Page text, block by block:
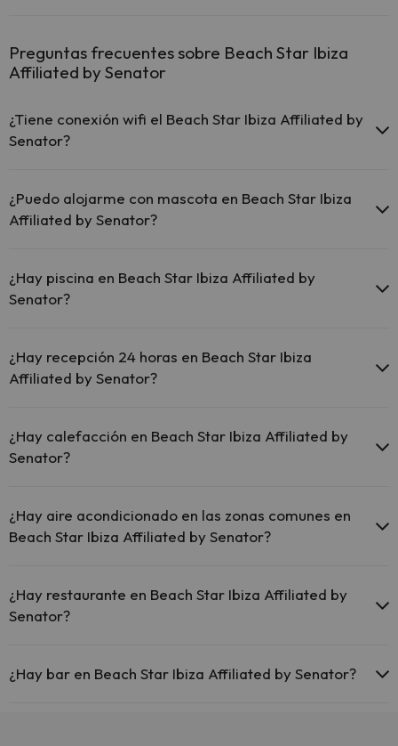
Preguntas frecuentes sobre Beach Star Ibiza
Affiliated by Senator
¿Tiene conexión wifi el Beach Star Ibiza Affiliated by
Senator?
en zonas comunes.
El Beach Star Ibiza Affiliated by Senator ofrece Wi-Fi de
¿Puedo alojarme con mascota en Beach Star Ibiza
Affiliated by Senator?
(previa petición y de pago directo en hotel). Consulta las
condiciones.
¿Hay piscina en Beach Star Ibiza Affiliated by
Senator?
puede ser de pago) Aquí tienes más info sobre la piscina y otras
instalaciones.
¿Hay recepción 24 horas en Beach Star Ibiza
Affiliated by Senator?
¿Hay calefacción en Beach Star Ibiza Affiliated by
Senator?
zonas comunes.
¿Hay aire acondicionado en las zonas comunes en
Beach Star Ibiza Affiliated by Senator?
en las zonas comunes.
¿Hay restaurante en Beach Star Ibiza Affiliated by
Senator?
¿Hay bar en Beach Star Ibiza Affiliated by Senator?